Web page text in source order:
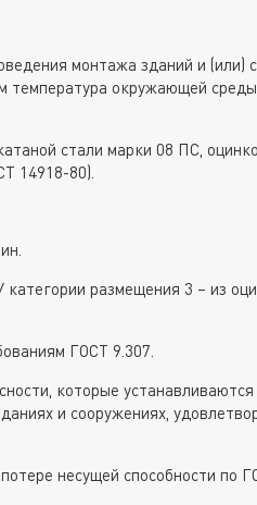
монтажа зданий и (или)
температура окружающей
стали марки 08 ПС,
14918-80).
размещения 3 – из
ГОСТ 9.307.
которые
и сооружениях,
несущей способности по